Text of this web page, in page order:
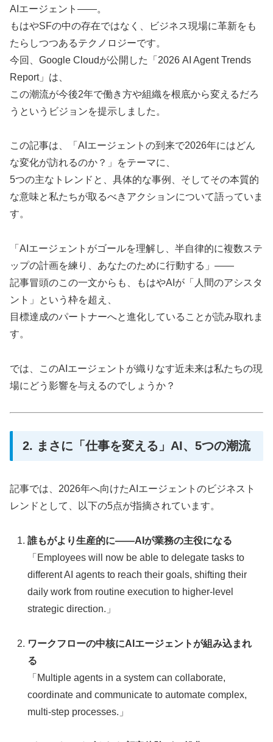
AIエージェント――。
もはやSFの中の存在ではなく、ビジネス現場に革新をも
たらしつつあるテクノロジーです。
今回、Google Cloudが公開した「2026 AI Agent Trends
Report」は、
この潮流が今後2年で働き方や組織を根底から変えるだろ
うというビジョンを提示しました。
この記事は、「AIエージェントの到来で2026年にはどん
な変化が訪れるのか？」をテーマに、
5つの主なトレンドと、具体的な事例、そしてその本質的
な意味と私たちが取るべきアクションについて語っていま
す。
「AIエージェントがゴールを理解し、半自律的に複数ステ
ップの計画を練り、あなたのために行動する」――
記事冒頭のこの一文からも、もはやAIが「人間のアシスタ
ント」という枠を超え、
目標達成のパートナーへと進化していることが読み取れま
す。
では、このAIエージェントが織りなす近未来は私たちの現
場にどう影響を与えるのでしょうか？
2. まさに「仕事を変える」AI、5つの潮流
記事では、2026年へ向けたAIエージェントのビジネスト
レンドとして、以下の5点が指摘されています。
誰もがより生産的に――AIが業務の主役になる
「Employees will now be able to delegate tasks to
different AI agents to reach their goals, shifting their
daily work from routine execution to higher-level
strategic direction.」
ワークフローの中核にAIエージェントが組み込まれ
る
「Multiple agents in a system can collaborate,
coordinate and communicate to automate complex,
multi-step processes.」